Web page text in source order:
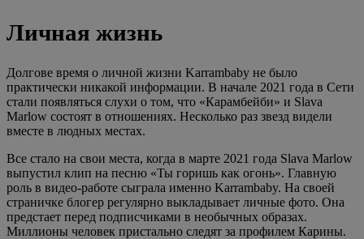
Личная жизнь
Долгове время о личной жизни Karrambaby не было
практически никакой информации. В начале 2021 года в Сети
стали появляться слухи о том, что «Карамбейби» и Slava
Marlow состоят в отношениях. Несколько раз звезд видели
вместе в людных местах.
Все стало на свои места, когда в марте 2021 года Slava Marlow
выпустил клип на песню «Ты горишь как огонь». Главную
роль в видео-работе сыграла именно Karrambaby. На своей
страничке блогер регулярно выкладывает личные фото. Она
предстает перед подписчиками в необычных образах.
Миллионы человек пристально следят за профилем Карины.